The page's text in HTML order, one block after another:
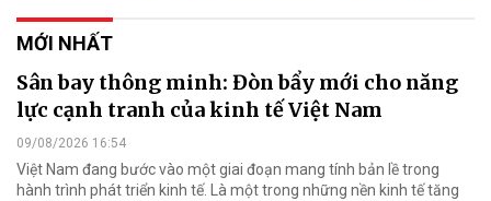
MỚI NHẤT
Sân bay thông minh: Đòn bẩy mới cho năng
lực cạnh tranh của kinh tế Việt Nam
09/08/2026 16:54
Việt Nam đang bước vào một giai đoạn mang tính bản lề trong
hành trình phát triển kinh tế. Là một trong những nền kinh tế tăng